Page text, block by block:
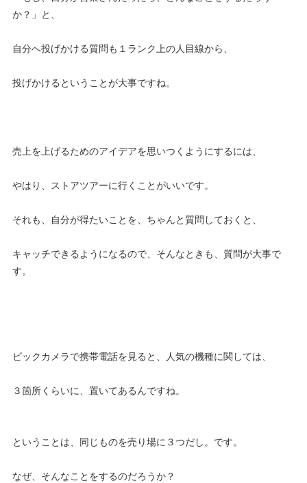
か？」と、
自分へ投げかける質問も１ランク上の人目線から、
投げかけるということが大事ですね。
売上を上げるためのアイデアを思いつくようにするには、
やはり、ストアツアーに行くことがいいです。
それも、自分が得たいことを、ちゃんと質問しておくと、
キャッチできるようになるので、そんなときも、質問が大事で
す。
ビックカメラで携帯電話を見ると、人気の機種に関しては、
３箇所くらいに、置いてあるんですね。
ということは、同じものを売り場に３つだし。です。
なぜ、そんなことをするのだろうか？